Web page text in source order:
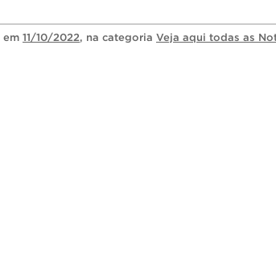
em 11/10/2022, na categoria Veja aqui todas as